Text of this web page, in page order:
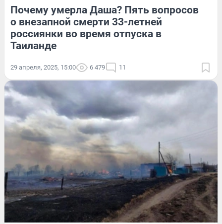
Почему умерла Даша? Пять вопросов
о внезапной смерти 33-летней
россиянки во время отпуска в
Таиланде
29 апреля, 2025, 15:00 6 479 11